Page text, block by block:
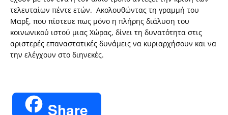
τελευταίων πέντε ετών. Ακολουθώντας τη γραμμή του
Μαρξ, που πίστευε πως μόνο η πλήρης διάλυση του
κοινωνικού ιστού μιας Χώρας, δίνει τη δυνατότητα στις
αριστερές επαναστατικές δυνάμεις να κυριαρχήσουν και να
την ελέγχουν στο διηνεκές.
Share